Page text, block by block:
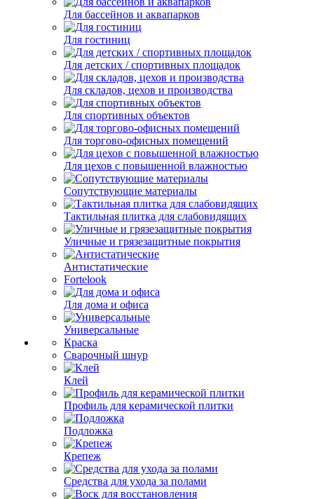
Для бассейнов и аквапарков
Для гостиниц
Для детских / спортивных площадок
Для складов, цехов и производства
Для спортивных объектов
Для торгово-офисных помещений
Для цехов с повышенной влажностью
Сопутствующие материалы
Тактильная плитка для слабовидящих
Уличные и грязезащитные покрытия
Антистатические
Fortelook
Для дома и офиса
Универсальные
Краска
Сварочный шнур
Клей
Профиль для керамической плитки
Подложка
Крепеж
Средства для ухода за полами